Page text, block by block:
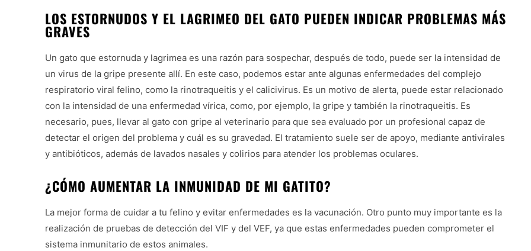
LOS ESTORNUDOS Y EL LAGRIMEO DEL GATO PUEDEN INDICAR PROBLEMAS MÁS
GRAVES
Un gato que estornuda y lagrimea es una razón para sospechar, después de todo, puede ser la intensidad de
un virus de la gripe presente allí. En este caso, podemos estar ante algunas enfermedades del complejo
respiratorio viral felino, como la rinotraqueitis y el calicivirus. Es un motivo de alerta, puede estar relacionado
con la intensidad de una enfermedad vírica, como, por ejemplo, la gripe y también la rinotraqueitis. Es
necesario, pues, llevar al gato con gripe al veterinario para que sea evaluado por un profesional capaz de
detectar el origen del problema y cuál es su gravedad. El tratamiento suele ser de apoyo, mediante antivirales
y antibióticos, además de lavados nasales y colirios para atender los problemas oculares.
¿CÓMO AUMENTAR LA INMUNIDAD DE MI GATITO?
La mejor forma de cuidar a tu felino y evitar enfermedades es la vacunación. Otro punto muy importante es la
realización de pruebas de detección del VIF y del VEF, ya que estas enfermedades pueden comprometer el
sistema inmunitario de estos animales.